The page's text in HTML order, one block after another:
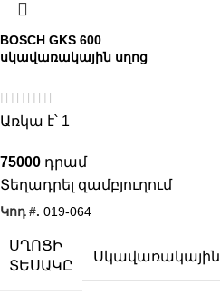
BOSCH GKS 600
սկավառակային սղոց
Առկա է՝ 1
75000
Տեղադրել զամբյուղում
Կոդ #. 019-064
ՍՂՈՑԻ
ՏԵՍԱԿԸ
Սկավառակային